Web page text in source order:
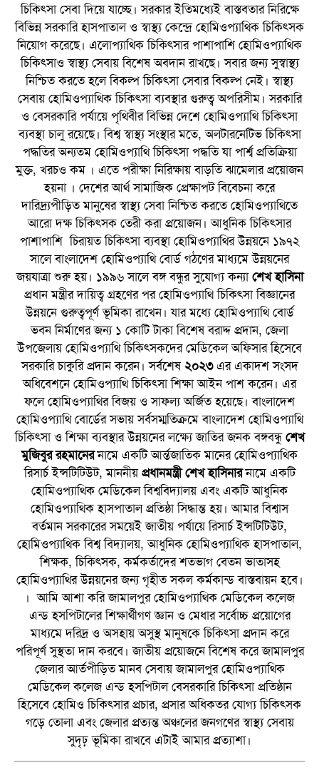
চিকিৎসা সেবা দিয়ে যাচ্ছে। সরকার ইতিমধ্যেই বাস্তবতার নিরিক্ষে
বিভিন্ন সরকারি হাসপাতাল ও স্বাস্থ্য কেন্দ্রে হোমিওপ্যাথিক চিকিৎসক
নিয়োগ করেছে। এলোপ্যাথিক চিকিৎসার পাশাপাশি হোমিওপ্যাথিক
চিকিৎসাও স্বাস্থ্য সেবায় বিশেষ অবদান রাখছে। সবার জন্য সুস্বাস্থ্য
নিশ্চিত করতে হলে বিকল্প চিকিৎসা সেবার বিকল্প নেই। স্বাস্থ্য
সেবায় হোমিওপ্যাথিক চিকিৎসা ব্যবস্থার গুরুত্ব অপরিসীম। সরকারি
ও বেসরকারি পর্যায়ে পৃথিবীর বিভিন্ন দেশে হোমিওপ্যাথি চিকিৎসা
ব্যবস্থা চালু রয়েছে। বিশ্ব স্বাস্থ্য সংস্থার মতে, অলটারনেটিভ চিকিৎসা
পদ্ধতির অন্যতম হোমিওপ্যাথি চিকিৎসা পদ্ধতি যা পার্শ্ব প্রতিক্রিয়া
মুক্ত, খরচও কম । এতে পরীক্ষা নিরিক্ষায় বাড়তি ঝামেলার প্রয়োজন
হয়না । দেশের আর্থ সামাজিক প্রেক্ষাপট বিবেচনা করে
দারিদ্র্যপীড়িত মানুষের স্বাস্থ্য সেবা নিশ্চিত করতে হোমিওপ্যাথিতে
আরো দক্ষ চিকিৎসক তেরী করা প্রয়োজন। আধুনিক চিকিৎসার
পাশাপাশি চিরায়ত চিকিৎসা ব্যবস্থা হোমিওপ্যাথির উন্নয়নে ১৯৭২
সালে বাংলাদেশ হোমিওপ্যাথি বোর্ড গঠণের মাধ্যমে উন্নয়নের
জয়যাত্রা শুরু হয়। ১৯৯৬ সালে বঙ্গ বন্ধুর সুযোগ্য কন্যাশেখ হাসিনা
প্রধান মন্ত্রীর দায়িত্ব গ্রহণের পর হোমিওপ্যাথি চিকিৎসা বিজ্ঞানের
উন্নয়নে গুরুত্বপূর্ণ ভূমিকা রাখেন। যার মধ্যে হোমিওপ্যাথি বোর্ড
ভবন নির্মাণের জন্য ১ কোটি টাকা বিশেষ বরাদ্দ প্রদান, জেলা
উপজেলায় হোমিওপ্যাথি চিকিৎসকদের মেডিকেল অফিসার হিসেবে
সরকারি চাকুরি প্রদান করেন। সর্বশেষ ২০২৩এর একাদশ সংসদ
অধিবেশনে হোমিওপ্যাথি চিকিৎসা শিক্ষা আইন পাশ করেন। এর
ফলে হোমিওপ্যাথির বিজয় ও সাফল্য অর্জিত হয়েছে। বাংলাদেশ
হোমিওপ্যাথি বোর্ডের সভায় সর্বসম্মতিক্রমে বাংলাদেশ হোমিওপ্যাথি
চিকিৎসা ও শিক্ষা ব্যবস্থার উন্নয়নের লক্ষ্যে জাতির জনক বঙ্গবন্ধুশেখ
মুজিবুর রহমানেরনামে একটি আর্ন্তজাতিক মানের হোমিওপ্যাথিক
রিসার্চ ইন্সটিটিউট, মাননীয়প্রধানমন্ত্রী শেখ হাসিনারনামে একটি
হোমিওপ্যাথিক মেডিকেল বিশ্ববিদ্যালয় এবং একটি আধুনিক
হোমিওপ্যাথিক হাসপাতাল প্রতিষ্ঠা সিদ্ধান্ত হয়। আমার বিশ্বাস
বর্তমান সরকারের সময়েই জাতীয় পর্যায়ে রিসার্চ ইন্সটিটিউট,
হোমিওপ্যাথিক বিশ্ব বিদ্যালয়, আধুনিক হোমিওপ্যাথিক হাসপাতাল,
শিক্ষক, চিকিৎসক, কর্মকর্তাদের শতভাগ বেতন ভাতাসহ
হোমিওপ্যাথির উন্নয়নের জন্য গৃহীত সকল কর্মকান্ড বাস্তবায়ন হবে।
। আমি আশা করি জামালপুর হোমিওপ্যাথিক মেডিকেল কলেজ
এন্ড হসপিটালের শিক্ষার্থীগণ জ্ঞান ও মেধার সর্বোচ্চ প্রয়োগের
মাধ্যমে দরিদ্র ও অসহায় অসুস্থ মানুষকে চিকিৎসা প্রদান করে
পরিপূর্ণ সুস্থতা দান করবে। জাতীয় প্রয়োজনে বিশেষ করে জামালপুর
জেলার আর্তপীড়িত মানব সেবায় জামালপুর হোমিওপ্যাথিক
মেডিকেল কলেজ এন্ড হসপিটাল বেসরকারি চিকিৎসা প্রতিষ্ঠান
হিসেবে হোমিও চিকিৎসার প্রচার, প্রসার অধিকতর যোগ্য চিকিৎসক
গড়ে তোলা এবং জেলার প্রত্যন্ত অঞ্চলের জনগণের স্বাস্থ্য সেবায়
সুদৃঢ় ভূমিকা রাখবে এটাই আমার প্রত্যাশা।